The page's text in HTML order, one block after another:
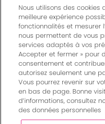
© Bordeaux Events And
20088 - 33070
Règlement
Un événement organisé
Charte de protection
Nous utilisons des cookies
meilleure expérience
fonctionnalités et mesurer
nous permettent de vous
services adaptés à vos
Accepter et fermer » pour
consentement et
autorisez seulement une
Vous pourrez revenir sur
en bas de page. Bonne
d’informations, consultez
des données personnelles